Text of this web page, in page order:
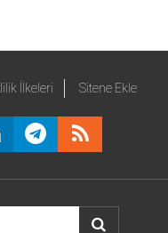
İlkeleri Sitene Ekle